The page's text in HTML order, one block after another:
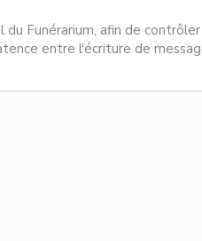
Funérarium, afin de
entre l'écriture de